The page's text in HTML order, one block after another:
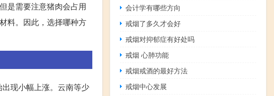
是需要注意猪肉会占用
料。因此，选择哪种方
现小幅上涨。云南等少
会计学有哪些方向
戒烟了多久才会好
戒烟对抑郁症有好处吗
戒烟 心肺功能
戒烟戒酒的最好方法
戒烟中心发展